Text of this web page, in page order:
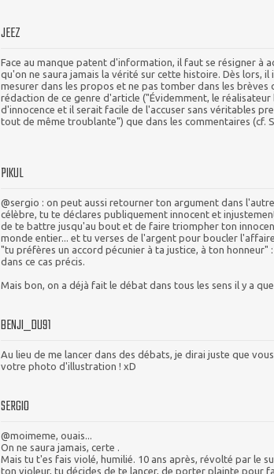
JEEZ
Face au manque patent d'information, il faut se résigner à
qu'on ne saura jamais la vérité sur cette histoire. Dès lors,
mesurer dans les propos et ne pas tomber dans les brèves
rédaction de ce genre d'article ("Évidemment, le
d'innocence et il serait facile de l'accuser sans véritables
tout de même troublante") que dans les commentaires (cf.
PIKUL
@sergio : on peut aussi retourner ton argument dans
célèbre, tu te déclares publiquement innocent et
de te battre jusqu'au bout et de faire triompher ton
monde entier... et tu verses de l'argent pour boucler
"tu préfères un accord pécunier à ta justice, à ton honneur"
dans ce cas précis.
Mais bon, on a déjà fait le débat dans tous les sens il y a
BENJI_DU91
Au lieu de me lancer dans des débats, je dirai juste que
votre photo d'illustration ! xD
SERGIO
@moimeme, ouais...
On ne saura jamais, certe .
Mais tu t'es fais violé, humilié. 10 ans après, révolté par le
ton violeur, tu décides de te lancer, de porter plainte pour